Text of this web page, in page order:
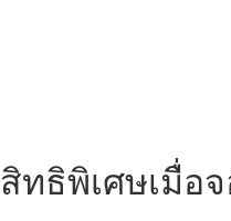
สิทธิพิเศษเมื่อ